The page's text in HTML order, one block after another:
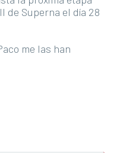
de Superna el día 28
me las han